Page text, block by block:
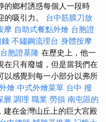
的鄉村誘惑每個人一段時
的吸引力。 台中筋膜刀放
摩 自助式餐點外燴 台胞證
不鏽鋼流理台 身體按摩
台胞證基隆 在歷史上，他一
在只有廢墟，但是當我們在
以感覺到每一小部分以弗所
燴 中式外燴菜單 台中 撥
調理 職業 勞損 南屯區的
在金灣山丘上的巨大宮殿